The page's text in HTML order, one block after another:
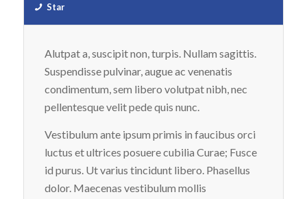
Star
Alutpat a, suscipit non, turpis. Nullam sagittis.
Suspendisse pulvinar, augue ac venenatis
condimentum, sem libero volutpat nibh, nec
pellentesque velit pede quis nunc.
Vestibulum ante ipsum primis in faucibus orci
luctus et ultrices posuere cubilia Curae; Fusce
id purus. Ut varius tincidunt libero. Phasellus
dolor. Maecenas vestibulum mollis